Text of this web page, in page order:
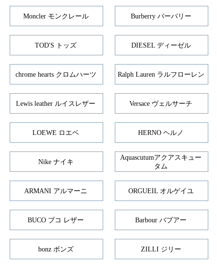
Moncler モンクレール Burberry バーバリー
TOD'S トッズ DIESEL ディーゼル
chrome hearts クロムハーツ Ralph Lauren ラルフローレン
Lewis leather ルイスレザー Versace ヴェルサーチ
LOEWE ロエベ HERNO ヘルノ
Nike ナイキ
Aquascutumアクアスキュー
タム
ARMANI アルマーニ ORGUEIL オルゲイユ
BUCO ブコ レザー Barbour バブアー
bonz ボンズ ZILLI ジリー